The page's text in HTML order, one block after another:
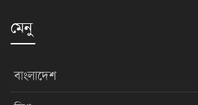
মেনু
বাংলাদেশ